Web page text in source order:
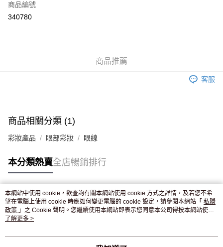
Apple Pay
付款後門市自取，訂單確認後2-4個工作天到店，7天內取。逾期後
商品編號
340780
商品推薦
客服
商品相關分類 (1)
彩妝產品 眼部彩妝 眼線
本分類熱賣全店暢銷排行
熱門標籤
熱銷排行
本網站中使用 cookie，欲查詢有關本網站使用 cookie 方式之詳情，及若您不希
望在電腦上使用 cookie 時應如何變更電腦的 cookie 設定，請參閱本網站「 私隱
政策 」之 Cookie 聲明。您繼續使用本網站即表示您同意本公司得按本網站使用
條款之 Cookie 聲明使用 cookie。
了解更多 >